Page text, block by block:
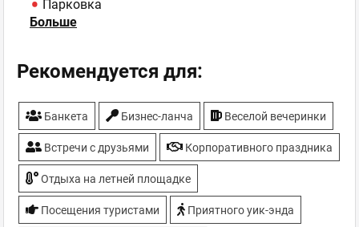
Парковка
Рекомендуемые напитки - пиво собственного
Собственная мини-пивоварня
Спортивные трансляции
ТВ-плазмы
Хоспер
Больше
Рекомендуется для:
Банкета Бизнес-ланча Веселой вечеринки
Встречи с друзьями Корпоративного праздника
Отдыха на летней площадке
Посещения туристами Приятного уик-энда